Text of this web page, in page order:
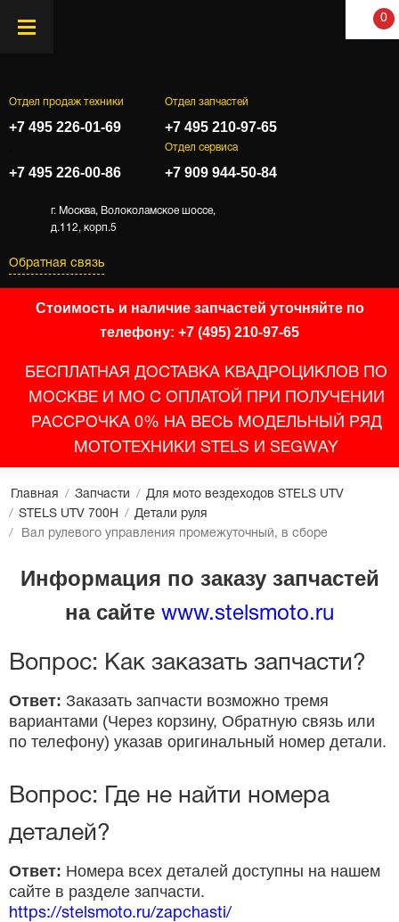
0
Отдел продаж техники
+7 495 226-01-69
Отдел запчастей
+7 495 210-97-65
+7 495 226-00-86
Отдел сервиса
+7 909 944-50-84
г. Москва, Волоколамское шоссе,
д.112, корп.5
Обратная связь
Стоимость и наличие запчастей уточняйте по
телефону: +7 (495) 210-97-65
БЕСПЛАТНАЯ ДОСТАВКА КВАДРОЦИКЛОВ ПО
МОСКВЕ И МО С ОПЛАТОЙ ПРИ ПОЛУЧЕНИИ
РАССРОЧКА 0% НА ВЕСЬ МОДЕЛЬНЫЙ РЯД
МОТОТЕХНИКИ STELS И SEGWAY
Главная / Запчасти / Для мото вездеходов STELS UTV
/ STELS UTV 700H / Детали руля
/
Вал рулевого управления промежуточный, в сборе
Информация по заказу запчастей
на сайте www.stelsmoto.ru
Вопрос: Как заказать запчасти?
Ответ: Заказать запчасти возможно тремя
вариантами (Через корзину, Обратную связь или
по телефону) указав оригинальный номер детали.
Вопрос: Где не найти номера
деталей?
Ответ: Номера всех деталей доступны на нашем
сайте в разделе запчасти.
https://stelsmoto.ru/zapchasti/